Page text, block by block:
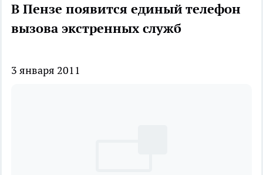
В Пензе появится единый телефон
вызова экстренных служб
3 января 2011